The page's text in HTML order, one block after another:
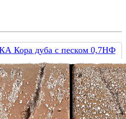
Кора дуба с песком 0,7НФ